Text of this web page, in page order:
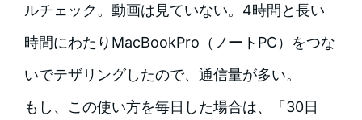
ルチェック。動画は見ていない。4時間と長い
時間にわたりMacBookPro（ノートPC）をつな
いでテザリングしたので、通信量が多い。
もし、この使い方を毎日した場合は、「30日